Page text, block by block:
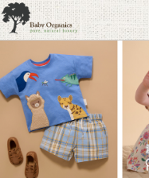
首頁
澳洲Purebaby有機棉
日本品牌育兒配件
韓國Merebe寶寶配件